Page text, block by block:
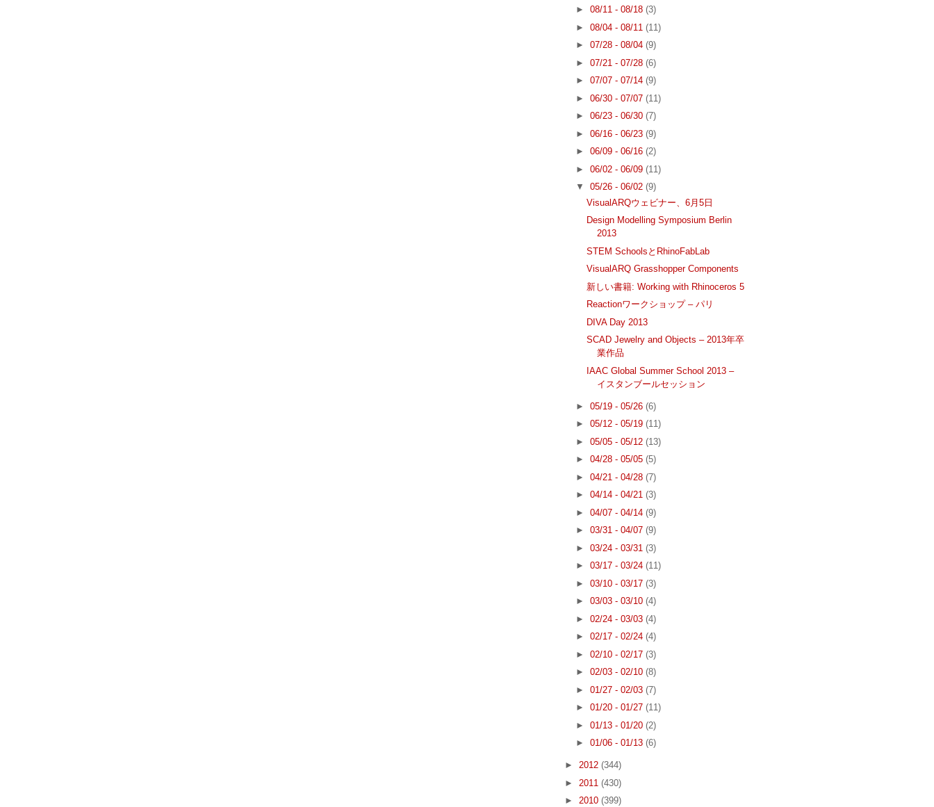
► 08/11 - 08/18 (3)
► 08/04 - 08/11 (11)
► 07/28 - 08/04 (9)
► 07/21 - 07/28 (6)
► 07/07 - 07/14 (9)
► 06/30 - 07/07 (11)
► 06/23 - 06/30 (7)
► 06/16 - 06/23 (9)
► 06/09 - 06/16 (2)
► 06/02 - 06/09 (11)
▼ 05/26 - 06/02 (9)
VisualARQウェビナー、6月5日
Design Modelling Symposium Berlin
2013
STEM SchoolsとRhinoFabLab
VisualARQ Grasshopper Components
新しい書籍: Working with Rhinoceros 5
Reactionワークショップ – パリ
DIVA Day 2013
SCAD Jewelry and Objects – 2013年卒
業作品
IAAC Global Summer School 2013 –
イスタンブールセッション
► 05/19 - 05/26 (6)
► 05/12 - 05/19 (11)
► 05/05 - 05/12 (13)
► 04/28 - 05/05 (5)
► 04/21 - 04/28 (7)
► 04/14 - 04/21 (3)
► 04/07 - 04/14 (9)
► 03/31 - 04/07 (9)
► 03/24 - 03/31 (3)
► 03/17 - 03/24 (11)
► 03/10 - 03/17 (3)
► 03/03 - 03/10 (4)
► 02/24 - 03/03 (4)
► 02/17 - 02/24 (4)
► 02/10 - 02/17 (3)
► 02/03 - 02/10 (8)
► 01/27 - 02/03 (7)
► 01/20 - 01/27 (11)
► 01/13 - 01/20 (2)
► 01/06 - 01/13 (6)
► 2012 (344)
► 2011 (430)
► 2010 (399)